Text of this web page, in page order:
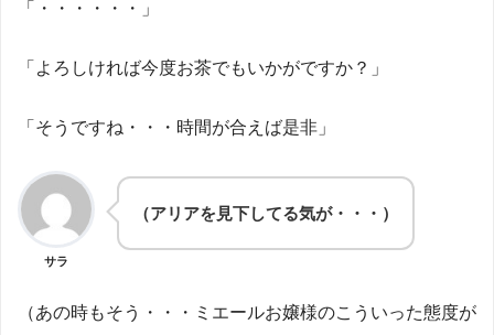
「・・・・・・」
「よろしければ今度お茶でもいかがですか？」
「そうですね・・・時間が合えば是非」
サラ
（アリアを見下してる気が・・・）
（あの時もそう・・・ミエールお嬢様のこういった態度が